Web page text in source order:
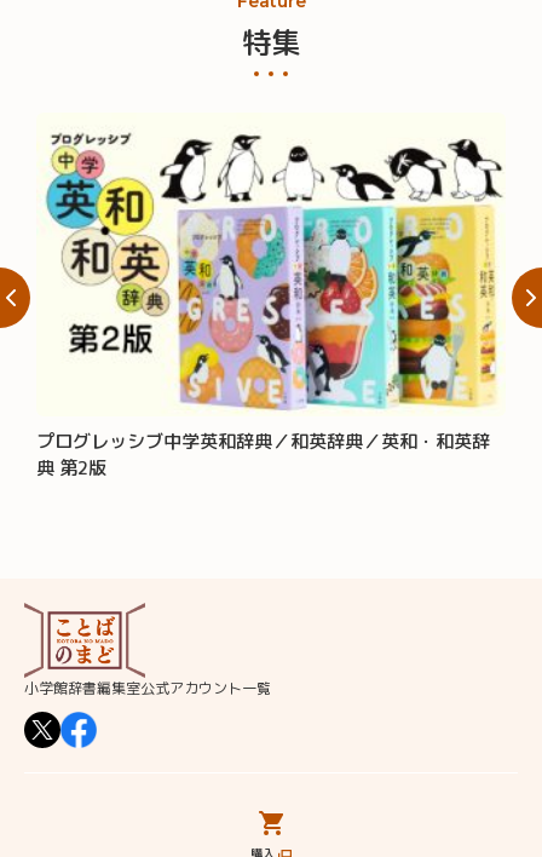
購入
特集
プログレッシブ中学英和辞典／和英辞典／英和・和英辞
典 第2版
小学館辞書編集室公式アカウント一覧
追加コンテンツ
書店様・販売店様へ